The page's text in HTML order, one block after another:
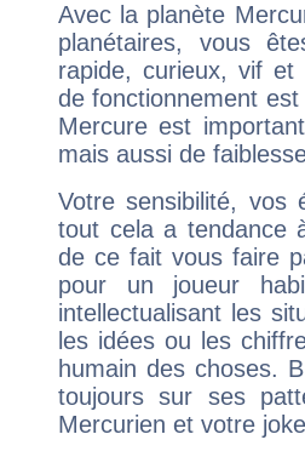
Avec la planète
planétaires, vous
rapide, curieux, vif et
de fonctionnement
Mercure est
mais aussi de
Votre sensibilité,
tout cela a tendance
de ce fait vous faire
pour un joueur
intellectualisant les
les idées ou les
humain des choses.
toujours sur ses
Mercurien et votre